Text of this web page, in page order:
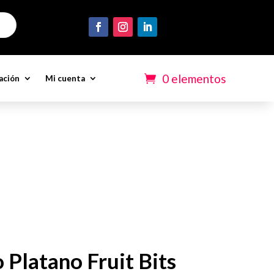
Mi cuenta 0 elementos
Platano Fruit Bits